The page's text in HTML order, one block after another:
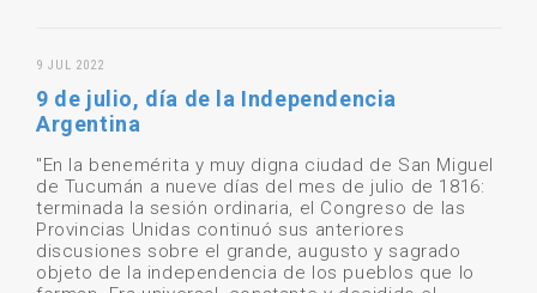
9 JUL 2022
9 de julio, día de la Independencia
Argentina
"En la benemérita y muy digna ciudad de San Miguel
de Tucumán a nueve días del mes de julio de 1816:
terminada la sesión ordinaria, el Congreso de las
Provincias Unidas continuó sus anteriores
discusiones sobre el grande, augusto y sagrado
objeto de la independencia de los pueblos que lo